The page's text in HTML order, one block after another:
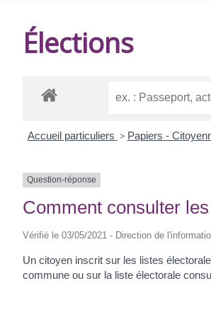
Élections
Accueil particuliers > Papiers -
Question-réponse
Comment consulter
Vérifié le 03/05/2021 - Direction de
Un citoyen inscrit sur les listes
commune ou sur la liste électorale